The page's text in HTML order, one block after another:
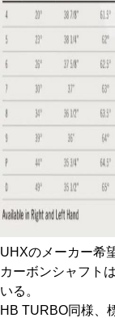
UHXのメーカー希
カーボンシャフト
いる。
HB TURBO同様、